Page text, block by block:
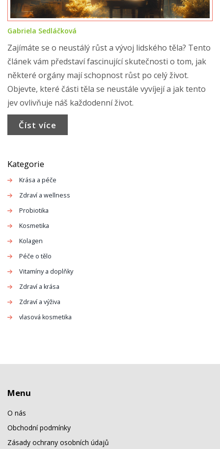
Gabriela Sedláčková
Zajímáte se o neustálý růst a vývoj lidského těla? Tento
článek vám představí fascinující skutečnosti o tom, jak
některé orgány mají schopnost růst po celý život.
Objevte, které části těla se neustále vyvíjejí a jak tento
jev ovlivňuje náš každodenní život.
Číst více
Kategorie
Krása a péče
Zdraví a wellness
Probiotika
Kosmetika
Kolagen
Péče o tělo
Vitamíny a doplňky
Zdraví a krása
Zdraví a výživa
vlasová kosmetika
Menu
O nás
Obchodní podmínky
Zásady ochrany osobních údajů